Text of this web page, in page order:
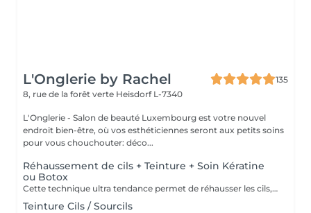
L'Onglerie by Rachel
135
8, rue de la forêt verte Heisdorf L-7340
L'Onglerie - Salon de beauté Luxembourg est votre nouvel
endroit bien-être, où vos esthéticiennes seront aux petits soins
pour vous chouchouter: déco...
Réhaussement de cils + Teinture + Soin Kératine
ou Botox
Cette technique ultra tendance permet de réhausser les cils, et leur apporter une courbure naturelle digne d'un mascara Découvrez le réhaussement de cils classique, soin Kératine ou combiné au soin Lash Botox: le Must Have du moment. C'est un soin réparateur pour les cils à base de kératine, panthénol et vitamines pour fortifier les cils endommagés ou fragiles, les nourrir, les hydrater et booster leur croissance. La formule du traitement est réalisée spécialement pour les cils, inoffensif pour les yeux, à base de : Vitamine E, pour rajeunir, restaurer et activer la pousse des cils. Panthénol : pour restaurer la structure du poil abimé, il enrobe chaque cil d'une pellicule qui lui ajoute volume, le nourrit, l'hydrate et stimule la pousse. Huile d'argan: hydrate, nourrit et régénère les cils, les fait briller. Kératine: remplit la structure et remplit les zones abîmées des cils. Recrée la couche de kératine naturelle. Collagène: referme les couches supérieures des cils, les rend plus flexibles, et doux. Acide Hyaluronique: restaure et hydrate les cils, empêche la perte d'humidité. Le traitement entraîne une pousse des cils, 40 % de volume en plus après le traitement soin, la teinture noire dure jusqu'à huit semaines, et l'effet du soin dure environ 2 mois. Il est possible de faire ce traitement tous les 2 à 3 mois, le résultat va s'ajouter, et les cils n'en seront que plus beaux, et en bonne santé.
Teinture Cils / Sourcils